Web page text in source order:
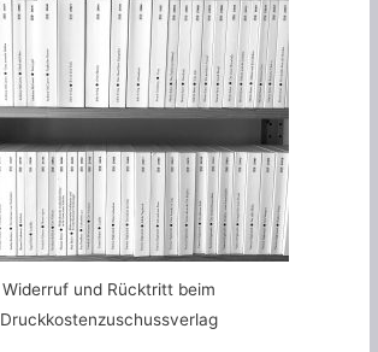
Widerruf und Rücktritt beim
Druckkostenzuschussverlag